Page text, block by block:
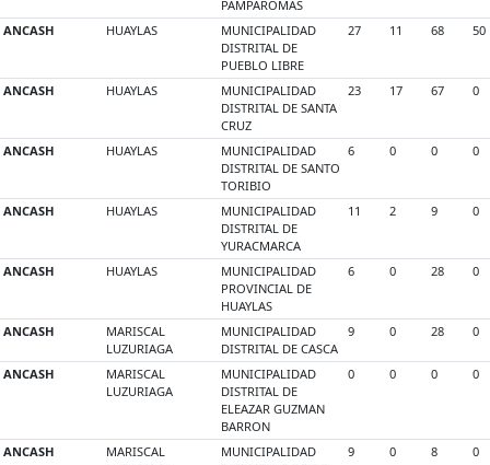
PAMPAROMAS
ANCASH
HUAYLAS
MUNICIPALIDAD
DISTRITAL DE
PUEBLO LIBRE
27 11 68 50
ANCASH HUAYLAS
MUNICIPALIDAD
DISTRITAL DE SANTA
CRUZ
23 17 67 0
ANCASH HUAYLAS
MUNICIPALIDAD
DISTRITAL DE SANTO
TORIBIO
6 0 0 0
ANCASH HUAYLAS
MUNICIPALIDAD
DISTRITAL DE
YURACMARCA
11 2 9 0
ANCASH HUAYLAS
MUNICIPALIDAD
PROVINCIAL DE
HUAYLAS
6 0 28 0
ANCASH
MARISCAL
LUZURIAGA
MUNICIPALIDAD
DISTRITAL DE CASCA
9 0 28 0
ANCASH
MARISCAL
LUZURIAGA
MUNICIPALIDAD
DISTRITAL DE
ELEAZAR GUZMAN
BARRON
0 0 0 0
ANCASH
MARISCAL
MUNICIPALIDAD
9 0 8 0